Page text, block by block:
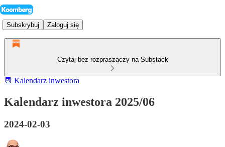
Subskrybuj Zaloguj się
Czytaj bez rozpraszaczy na Substack
📆 Kalendarz inwestora
Kalendarz inwestora 2025/06
2024-02-03